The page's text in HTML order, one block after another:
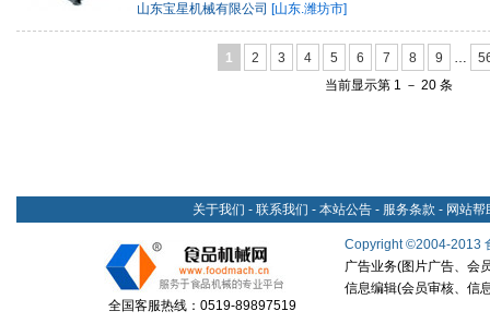
山东宝星机械有限公司 [山东.潍坊市]
1 2 3 4 5 6 7 8 9 …
当前显示第 1 － 20 条
关于我们 - 联系我们 - 本站公告 - 服务条款 - 网站帮
全国客服热线：0519-89897519
Copyright©2004-2013
广告业务(图片广告、会
信息编辑(会员审核、信